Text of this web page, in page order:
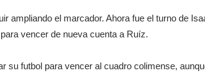
ampliando el marcador. Ahora fue el turno de
vencer de nueva cuenta a Ruíz.
su futbol para vencer al cuadro colimense,